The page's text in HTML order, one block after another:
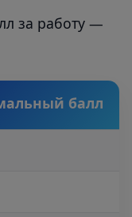
за работу —
балл